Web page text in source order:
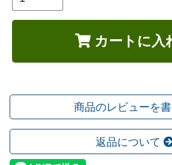
カートに入
商品のレビューを書
返品について